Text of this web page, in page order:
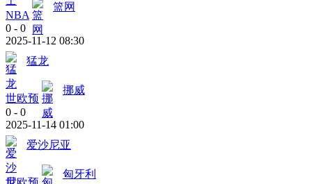
NBA
篮网
0 - 0
2025-11-12 08:30
猛龙
世欧预
挪威
0 - 0
2025-11-14 01:00
爱沙尼亚
匈牙利